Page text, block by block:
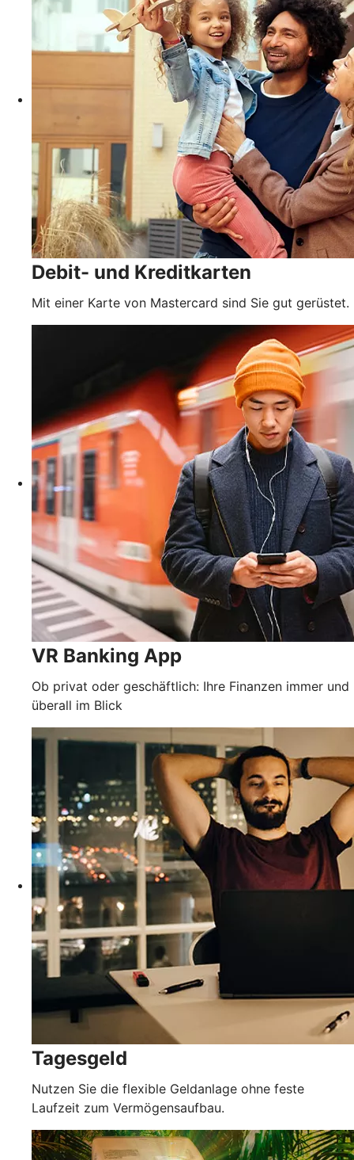
Debit- und Kreditkarten
Mit einer Karte von Mastercard sind Sie gut gerüstet.
VR Banking App
Ob privat oder geschäftlich: Ihre Finanzen immer und
überall im Blick
Tagesgeld
Nutzen Sie die flexible Geldanlage ohne feste
Laufzeit zum Vermögensaufbau.